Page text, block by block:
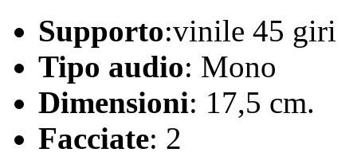
Supporto:vinile 45 giri
Tipo audio: Mono
Dimensioni: 17,5 cm.
Facciate: 2